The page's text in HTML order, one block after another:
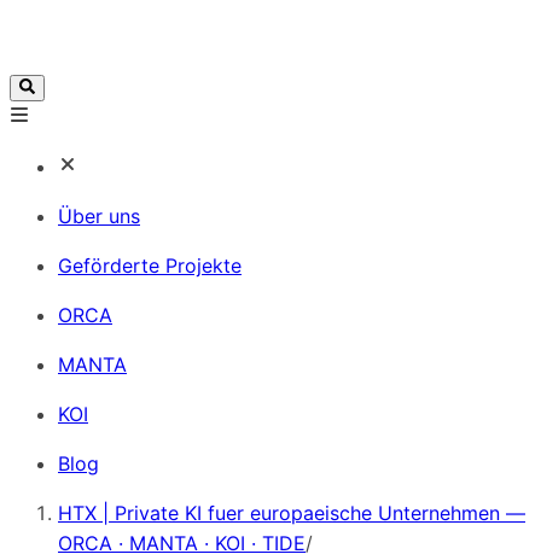
Über uns
Geförderte Projekte
ORCA
MANTA
KOI
Blog
HTX | Private KI fuer europaeische Unternehmen —
ORCA · MANTA · KOI · TIDE/